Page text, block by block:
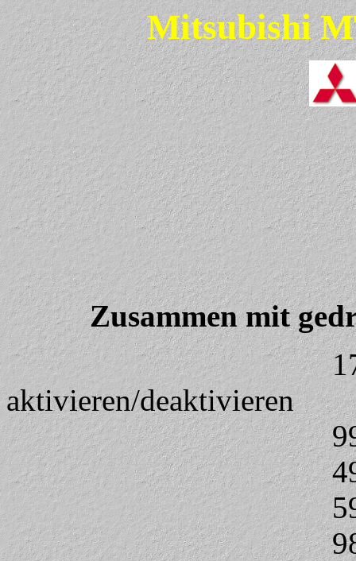
Mitsubishi
Zusammen mit
aktivieren/deaktivieren
999 = Gerät
499 = Phase1
597 =
987 =